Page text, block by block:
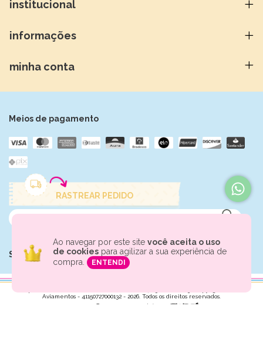
Ao navegar por este site você aceita o uso
de cookies para agilizar a sua experiência de
compra.
ENTENDI
institucional
informações
minha conta
Meios de pagamento
RASTREAR PEDIDO
Segurança
Aviamentos - 41150727000132 - 2026. Todos os direitos reservados.